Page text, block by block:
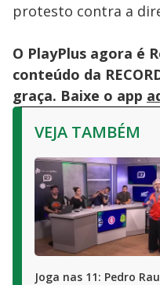
protesto contra a
O PlayPlus agora é
conteúdo da
graça. Baixe o app
VEJA TAMBÉM
Joga nas 11: Pedro